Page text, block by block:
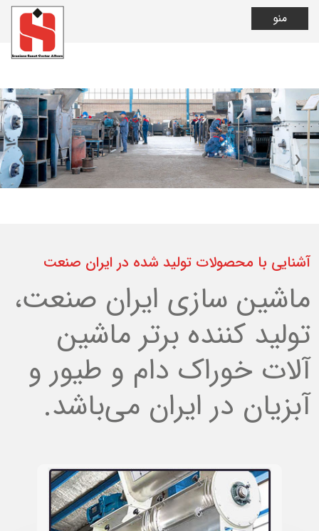
منو
‹ ›
آشنایی با محصولات تولید شده در ایران صنعت
ماشین سازی ایران صنعت،
تولید کننده برتر ماشین
آلات خوراک دام و طیور و
آبزیان در ایران می‌باشد.